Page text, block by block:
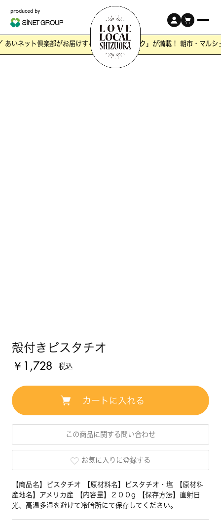
いネット倶楽部がお届けする静岡の「ワクワク」が満載！ 朝市・マル
殻付きピスタチオ
￥1,728
お気に入りに登録する
この商品に関する問い合わせ
【商品名】ピスタチオ 【原材料名】ピスタチオ・塩 【原材料
産地名】アメリカ産 【内容量】２００g 【保存方法】直射日
光、高温多湿を避けて冷暗所にて保存してください。